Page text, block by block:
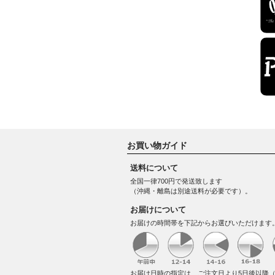
お買い物ガイド
送料について
全国一律700円で発送致します
（沖縄・離島は別途送料が必要です）。
お届けについて
お届けの時間帯を下記からお選びいただけます
お届け日時の指定は、ご注文日より5日後以降